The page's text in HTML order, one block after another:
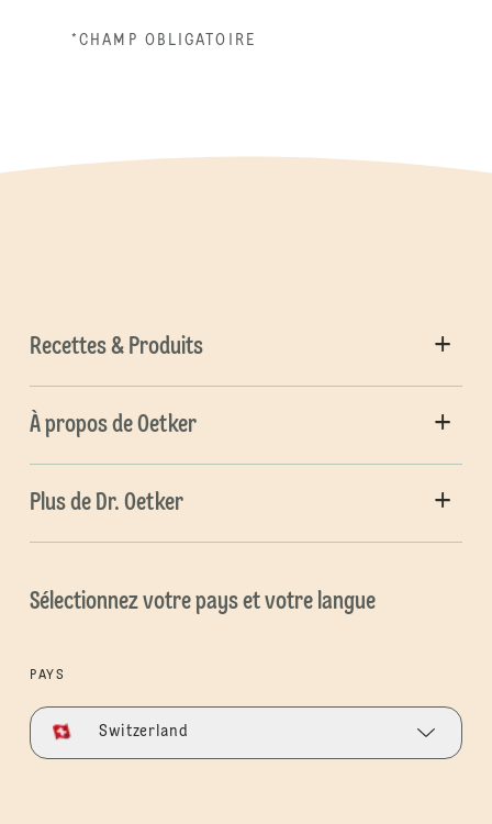
*CHAMP OBLIGATOIRE
Recettes & Produits
À propos de Oetker
Plus de Dr. Oetker
Sélectionnez votre pays et votre langue
PAYS
Switzerland